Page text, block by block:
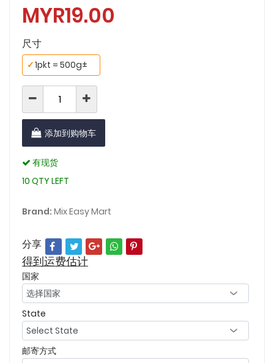
MYR19.00
尺寸
1pkt = 500g±
✓
添加到购物车
有现货
10 QTY LEFT
Brand: Mix Easy Mart
分享
得到运费估计
国家
State
邮寄方式